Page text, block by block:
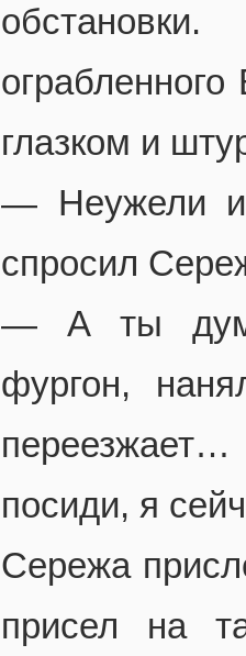
глазком и
— Неужели и
спросил
— А ты
фургон,
посиди, я
Сережа
присел на